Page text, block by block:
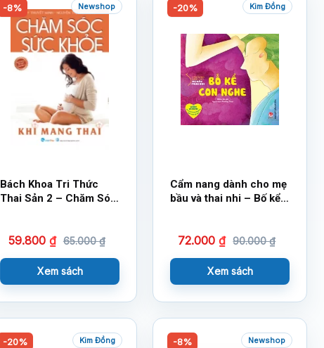
-8% Newshop
Bách Khoa Tri Thức
Thai Sản 2 – Chăm Sóc
59.800 ₫ 65.000₫
Xem sách
-20% Kim Đồng
Cẩm nang dành cho mẹ
bầu và thai nhi – Bố kể
72.000₫ 90.000₫
Xem sách
-20% Kim Đồng -8% Newshop